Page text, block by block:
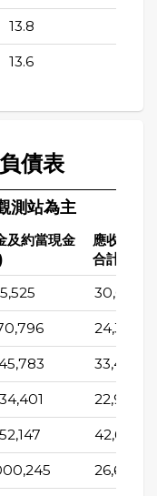
13.8
13.6
債表
測站為主
及約當現金
應收帳款
合計(千)
30,663
24,342
33,470
22,903
42,626
26,670